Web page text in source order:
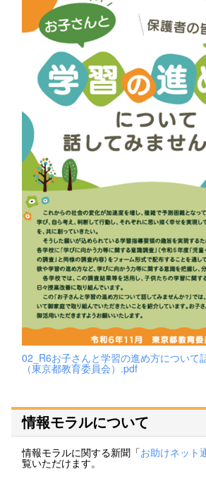
02_R6お子さんと学習の進め方について
（東京都教育委員会）.pdf
情報モラルについて
情報モラルに関する新聞「お助けネット
覧いただけます。